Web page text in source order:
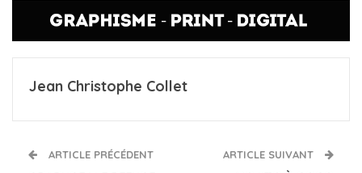
Jean Christophe Collet
ARTICLE PRÉCÉDENT ARTICLE SUIVANT